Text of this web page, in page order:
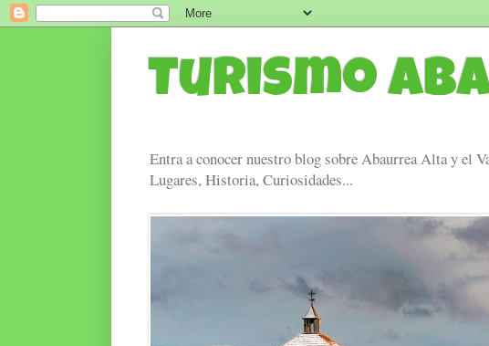
Turismo
Entra a conocer nuestro blog sobre Abaurrea Alta y el
Lugares, Historia, Curiosidades...